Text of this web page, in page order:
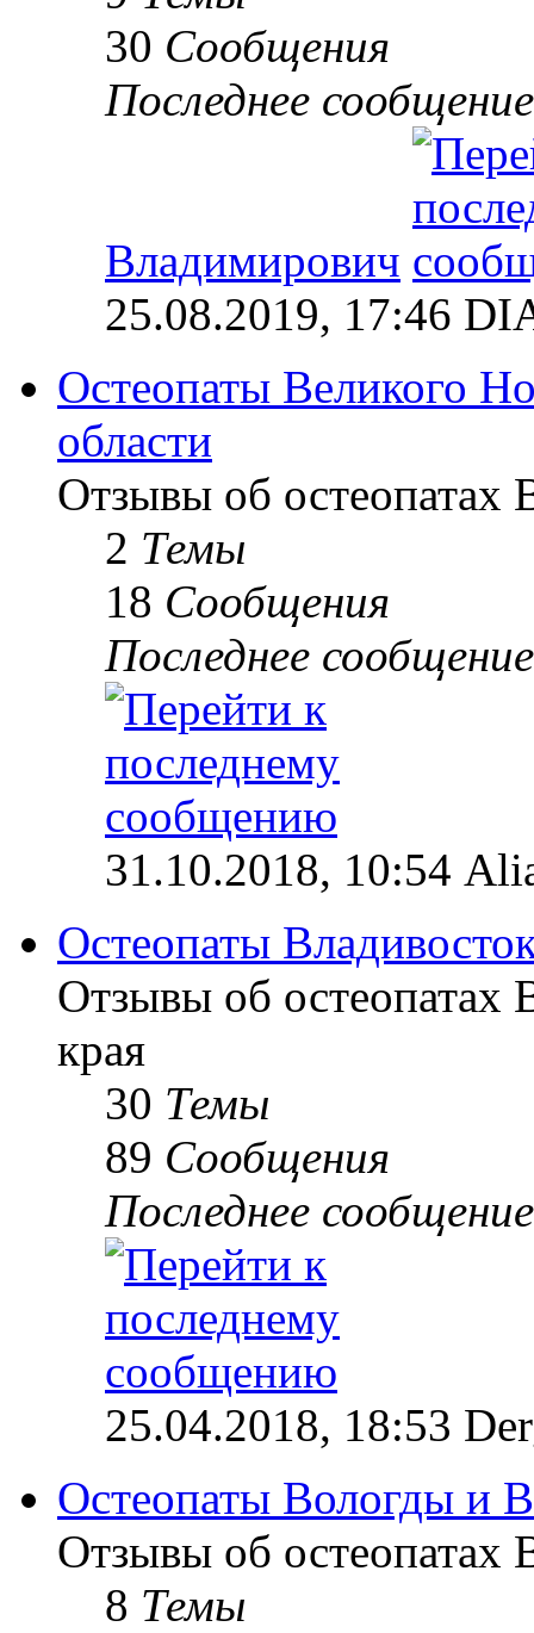
30 Сообщения
Последнее сообщение
Владимирович
25.08.2019, 17:46
Остеопаты Великого
области
Отзывы об остеопатах
2 Темы
18 Сообщения
Последнее сообщение
31.10.2018, 10:54
Остеопаты
Отзывы об остеопатах
края
30 Темы
89 Сообщения
Последнее сообщение
25.04.2018, 18:53
Остеопаты Вологды и
Отзывы об остеопатах
8 Темы